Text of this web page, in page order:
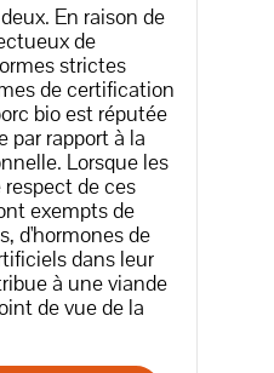
En raison de
de
strictes
de certification
bio est réputée
par rapport à la
Lorsque les
de ces
exempts de
d'hormones de
dans leur
à une viande
de vue de la